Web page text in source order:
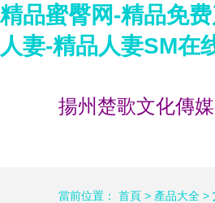
精品蜜臀网-精品免
人妻-精品人妻SM在
揚州楚歌文化傳
當前位置： 首頁 > 產品大全 >